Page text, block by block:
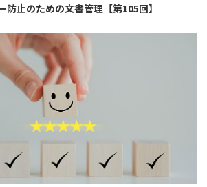
防止のための文書管理【第105回】